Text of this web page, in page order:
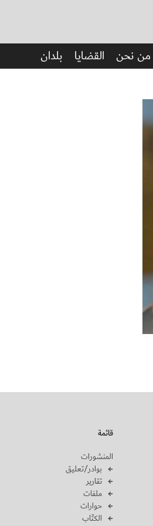
من نحن القضايا بلدان
قائمة
المنشورات
بوادر/تعليق
تقارير
ملفات
حوارات
الكتّاب